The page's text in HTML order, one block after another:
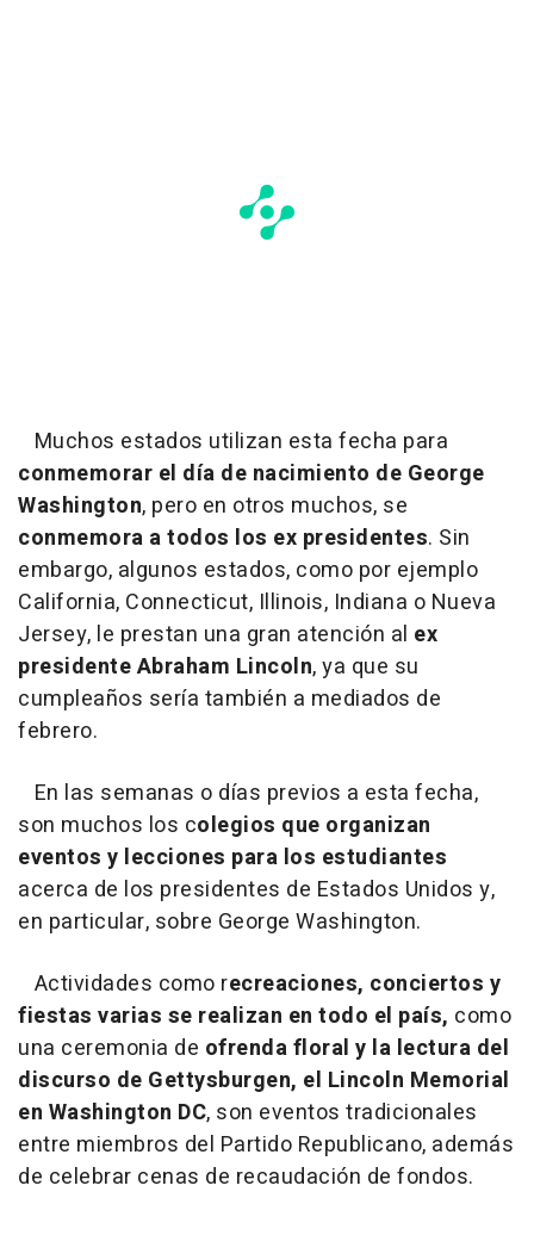
Muchos estados utilizan esta fecha para
conmemorar el día de nacimiento de George
Washington, pero en otros muchos, se
conmemora a todos los ex presidentes. Sin
embargo, algunos estados, como por ejemplo
California, Connecticut, Illinois, Indiana o Nueva
Jersey, le prestan una gran atención al ex
presidente Abraham Lincoln, ya que su
cumpleaños sería también a mediados de
febrero.
En las semanas o días previos a esta fecha,
son muchos los colegios que organizan
eventos y lecciones para los estudiantes
acerca de los presidentes de Estados Unidos y,
en particular, sobre George Washington.
Actividades como recreaciones, conciertos y
fiestas varias se realizan en todo el país, como
una ceremonia de ofrenda floral y la lectura del
discurso de Gettysburgen, el Lincoln Memorial
en Washington DC, son eventos tradicionales
entre miembros del Partido Republicano, además
de celebrar cenas de recaudación de fondos.